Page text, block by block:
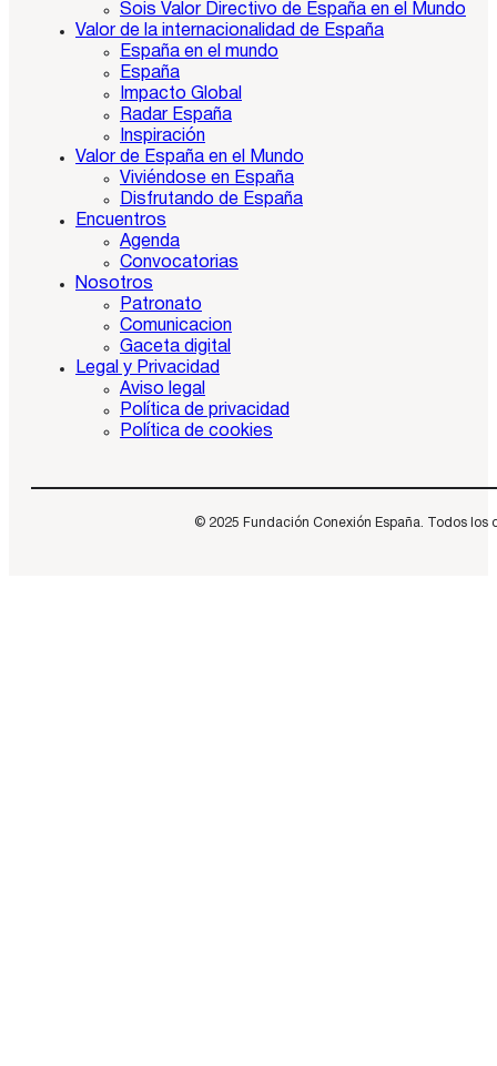
Sois Valor Directivo de España en el Mundo
Valor de la internacionalidad de España
España en el mundo
España
Impacto Global
Radar España
Inspiración
Valor de España en el Mundo
Viviéndose en España
Disfrutando de España
Encuentros
Agenda
Convocatorias
Nosotros
Patronato
Comunicacion
Gaceta digital
Legal y Privacidad
Aviso legal
Política de privacidad
Política de cookies
© 2025 Fundación Conexión España. Todos los